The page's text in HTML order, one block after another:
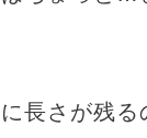
長さが残